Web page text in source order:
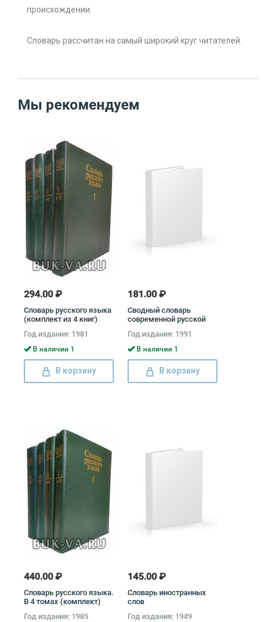
происхождении.
Словарь рассчитан на самый широкий круг читателей.
Мы рекомендуем
294.00 ₽
Словарь русского языка
(комплект из 4 книг)
Год издания: 1981
В наличии 1
В корзину
181.00 ₽
Сводный словарь
современной русской
книг)
Год издания: 1991
В наличии 1
В корзину
440.00 ₽
Словарь русского языка.
В 4 томах (комплект)
Год издания: 1985
145.00 ₽
Словарь иностранных
слов
Год издания: 1949